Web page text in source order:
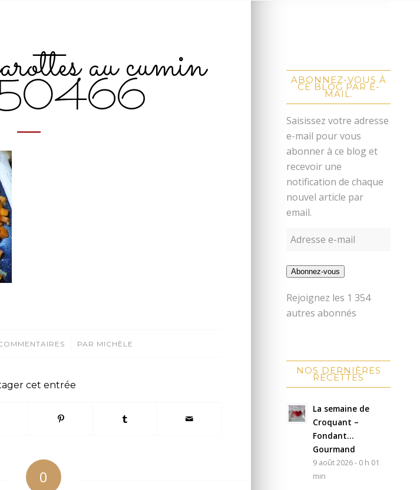
au cumin
/ PAR MICHÈLE
cet entrée
0
ABONNEZ-VOUS À
CE BLOG PAR E-
MAIL.
Saisissez votre adresse
e-mail pour vous
abonner à ce blog et
recevoir une
notification de chaque
nouvel article par
email.
Abonnez-vous
Rejoignez les 1 354
autres abonnés
NOS DERNIÈRES
RECETTES
La semaine de
Croquant –
Fondant…
Gourmand
9 août 2026 - 0 h 01
min